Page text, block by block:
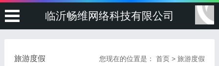
临沂畅维网络科技有限公司
您现在的位置是：首页 >旅游度假
旅游度假